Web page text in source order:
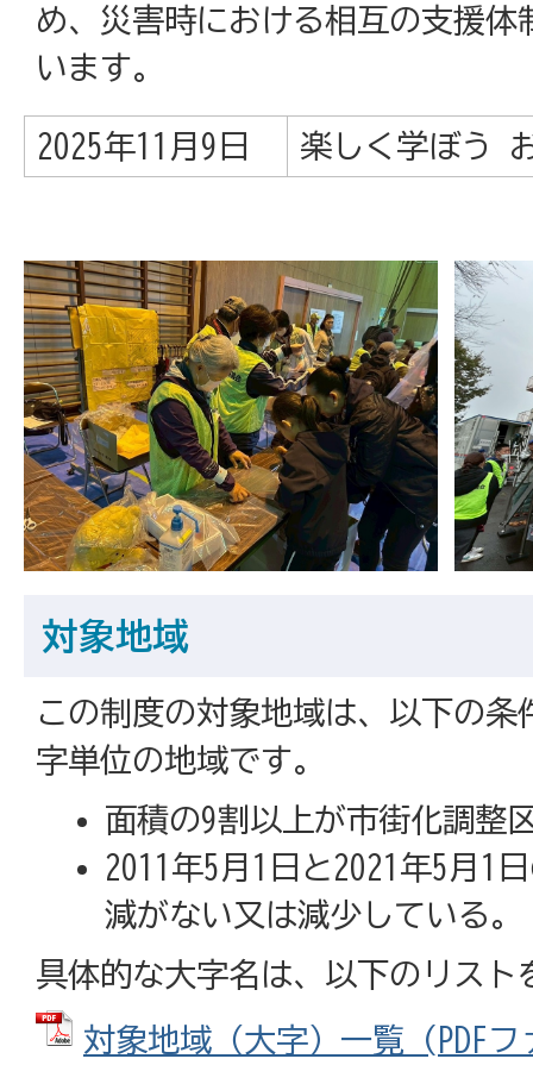
め、災害時における相互の支援体
います。
2025年11月9日 楽しく学ぼう
対象地域
この制度の対象地域は、以下の条
字単位の地域です。
面積の9割以上が市街化調整
2011年5月1日と2021年5月1
減がない又は減少している。
具体的な大字名は、以下のリスト
対象地域（大字）一覧 (PDF